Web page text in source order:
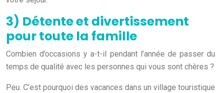
3) Détente et divertissement
pour toute la famille
Combien d’occasions y a-t-il pendant l’année de passer du
temps de qualité avec les personnes qui vous sont chères ?
Peu. C’est pourquoi des vacances dans un village touristique